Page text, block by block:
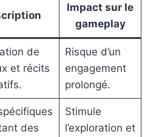
Impact sur le
gameplay
de
et récits
Risque d’un
engagement
prolongé.
des
Stimule
l’exploration et